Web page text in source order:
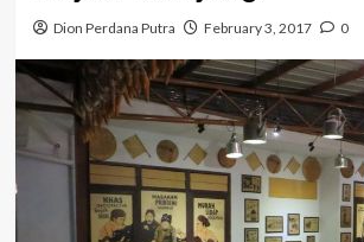
Dion Perdana Putra February 3, 2017 0